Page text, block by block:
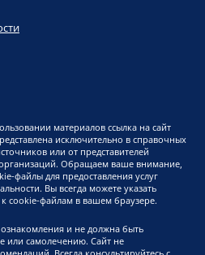
материалов ссылка на сайт
исключительно в справочных
или от представителей
Обращаем ваше внимание,
файлы для предоставления услуг
Вы всегда можете указать
cookie-файлам в вашем браузере.
и не должна быть
или самолечению. Сайт не